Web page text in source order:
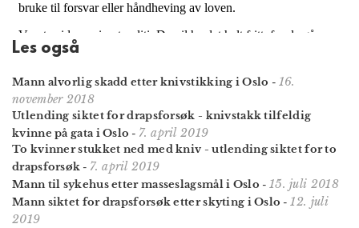
Les også
Mann alvorlig skadd etter knivstikking i Oslo - 16.
november 2018
Utlending siktet for drapsforsøk - knivstakk tilfeldig
kvinne på gata i Oslo - 7. april 2019
To kvinner stukket ned med kniv - utlending siktet for to
drapsforsøk - 7. april 2019
Mann til sykehus etter masseslagsmål i Oslo - 15. juli 2018
Mann siktet for drapsforsøk etter skyting i Oslo -12. juli
2019